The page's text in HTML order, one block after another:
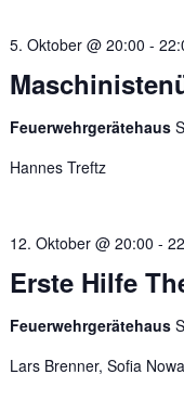
5. Oktober @ 20:00 -
Feuerwehrgerätehaus
Hannes Treftz
Erste Hilfe
12. Oktober @ 20:00 -
Feuerwehrgerätehaus
Lars Brenner, Sofia